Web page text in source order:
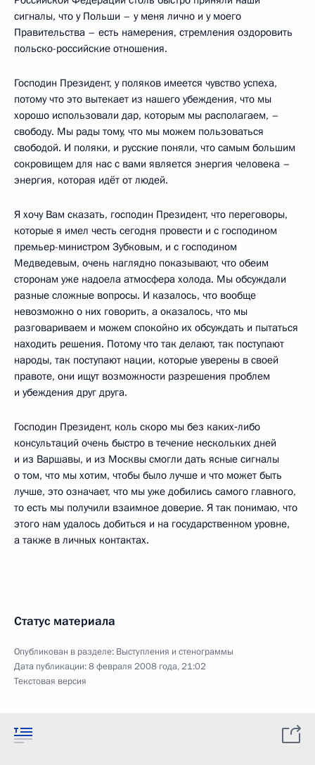
сигналы, что у Польши – у меня лично и у моего
Правительства – есть намерения, стремления оздоровить
польско-российские отношения.
Господин Президент, у поляков имеется чувство успеха,
потому что это вытекает из нашего убеждения, что мы
хорошо использовали дар, которым мы располагаем, –
свободу. Мы рады тому, что мы можем пользоваться
свободой. И поляки, и русские поняли, что самым большим
сокровищем для нас с вами является энергия человека –
энергия, которая идёт от людей.
Я хочу Вам сказать, господин Президент, что переговоры,
которые я имел честь сегодня провести и с господином
премьер-министром Зубковым, и с господином
Медведевым, очень наглядно показывают, что обеим
сторонам уже надоела атмосфера холода. Мы обсуждали
разные сложные вопросы. И казалось, что вообще
невозможно о них говорить, а оказалось, что мы
разговариваем и можем спокойно их обсуждать и пытаться
находить решения. Потому что так делают, так поступают
народы, так поступают нации, которые уверены в своей
правоте, они ищут возможности разрешения проблем
и убеждения друг друга.
Господин Президент, коль скоро мы без каких‑либо
консультаций очень быстро в течение нескольких дней
и из Варшавы, и из Москвы смогли дать ясные сигналы
о том, что мы хотим, чтобы было лучше и что может быть
лучше, это означает, что мы уже добились самого главного,
то есть мы получили взаимное доверие. Я так понимаю, что
этого нам удалось добиться и на государственном уровне,
а также в личных контактах.
Статус материала
Опубликован в разделе: Выступления и стенограммы
Дата публикации:8 февраля 2008 года, 21:02
Текстовая версия